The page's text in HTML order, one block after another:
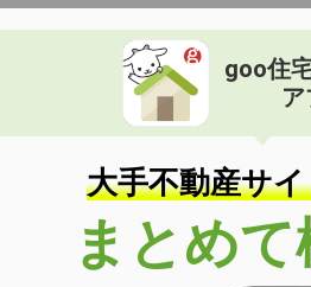
goo住
ア
大手不動産サ
まとめて